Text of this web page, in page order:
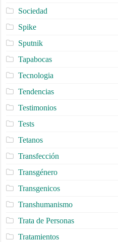
Sociedad
Spike
Sputnik
Tapabocas
Tecnologia
Tendencias
Testimonios
Tests
Tetanos
Transfección
Transgénero
Transgenicos
Transhumanismo
Trata de Personas
Tratamientos